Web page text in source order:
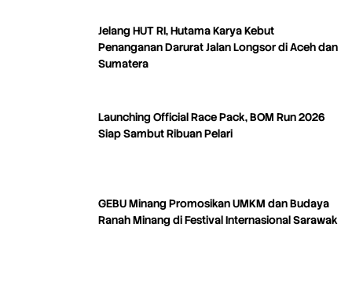
Jelang HUT RI, Hutama Karya Kebut
Penanganan Darurat Jalan Longsor di Aceh dan
Sumatera
Launching Official Race Pack, BOM Run 2026
Siap Sambut Ribuan Pelari
GEBU Minang Promosikan UMKM dan Budaya
Ranah Minang di Festival Internasional Sarawak